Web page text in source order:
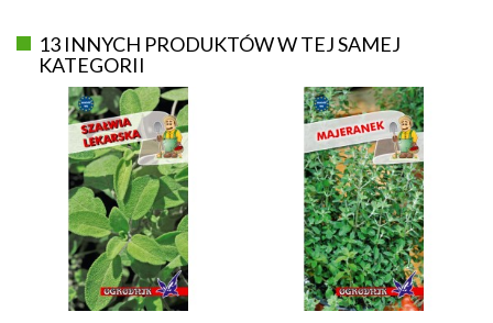
13 INNYCH PRODUKTÓW W TEJ SAMEJ
KATEGORII